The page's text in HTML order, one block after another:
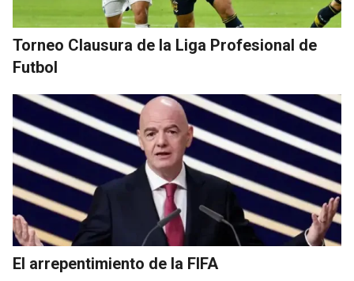
Torneo Clausura de la Liga Profesional de
Futbol
El arrepentimiento de la FIFA